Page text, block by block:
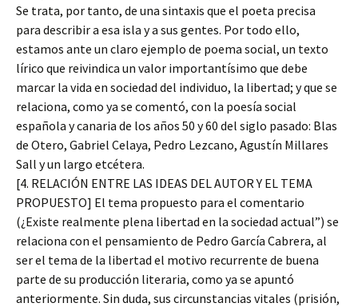
Se trata, por tanto, de una sintaxis que el poeta precisa
para describir a esa isla y a sus gentes. Por todo ello,
estamos ante un claro ejemplo de poema social, un texto
lírico que reivindica un valor importantísimo que debe
marcar la vida en sociedad del individuo, la libertad; y que se
relaciona, como ya se comentó, con la poesía social
española y canaria de los años 50 y 60 del siglo pasado: Blas
de Otero, Gabriel Celaya, Pedro Lezcano, Agustín Millares
Sall y un largo etcétera.
[4. RELACIÓN ENTRE LAS IDEAS DEL AUTOR Y EL TEMA
PROPUESTO] El tema propuesto para el comentario
(¿Existe realmente plena libertad en la sociedad actual”) se
relaciona con el pensamiento de Pedro García Cabrera, al
ser el tema de la libertad el motivo recurrente de buena
parte de su producción literaria, como ya se apuntó
anteriormente. Sin duda, sus circunstancias vitales (prisión,